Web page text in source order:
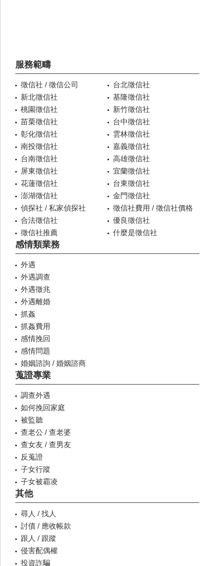
服務範疇
徵信社 / 徵信公司
台北徵信社
新北徵信社
基隆徵信社
桃園徵信社
新竹徵信社
苗栗徵信社
台中徵信社
彰化徵信社
雲林徵信社
南投徵信社
嘉義徵信社
台南徵信社
高雄徵信社
屏東徵信社
宜蘭徵信社
花蓮徵信社
台東徵信社
澎湖徵信社
金門徵信社
偵探社 / 私家偵探社
徵信社費用 / 徵信社價格
合法徵信社
優良徵信社
徵信社推薦
什麼是徵信社
感情類業務
外遇
外遇調查
外遇徵兆
外遇離婚
抓姦
抓姦費用
感情挽回
感情問題
婚姻諮詢 / 婚姻諮商
蒐證專業
調查外遇
如何挽回家庭
被監聽
查老公 / 查老婆
查女友 / 查男友
反蒐證
子女行蹤
子女被霸凌
其他
尋人 / 找人
討債 / 應收帳款
跟人 / 跟蹤
侵害配偶權
投資詐騙